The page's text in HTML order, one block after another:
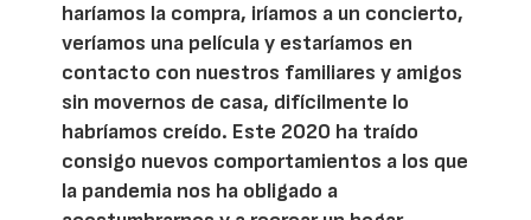
haríamos la compra, iríamos a un concierto,
veríamos una película y estaríamos en
contacto con nuestros familiares y amigos
sin movernos de casa, difícilmente lo
habríamos creído. Este 2020 ha traído
consigo nuevos comportamientos a los que
la pandemia nos ha obligado a